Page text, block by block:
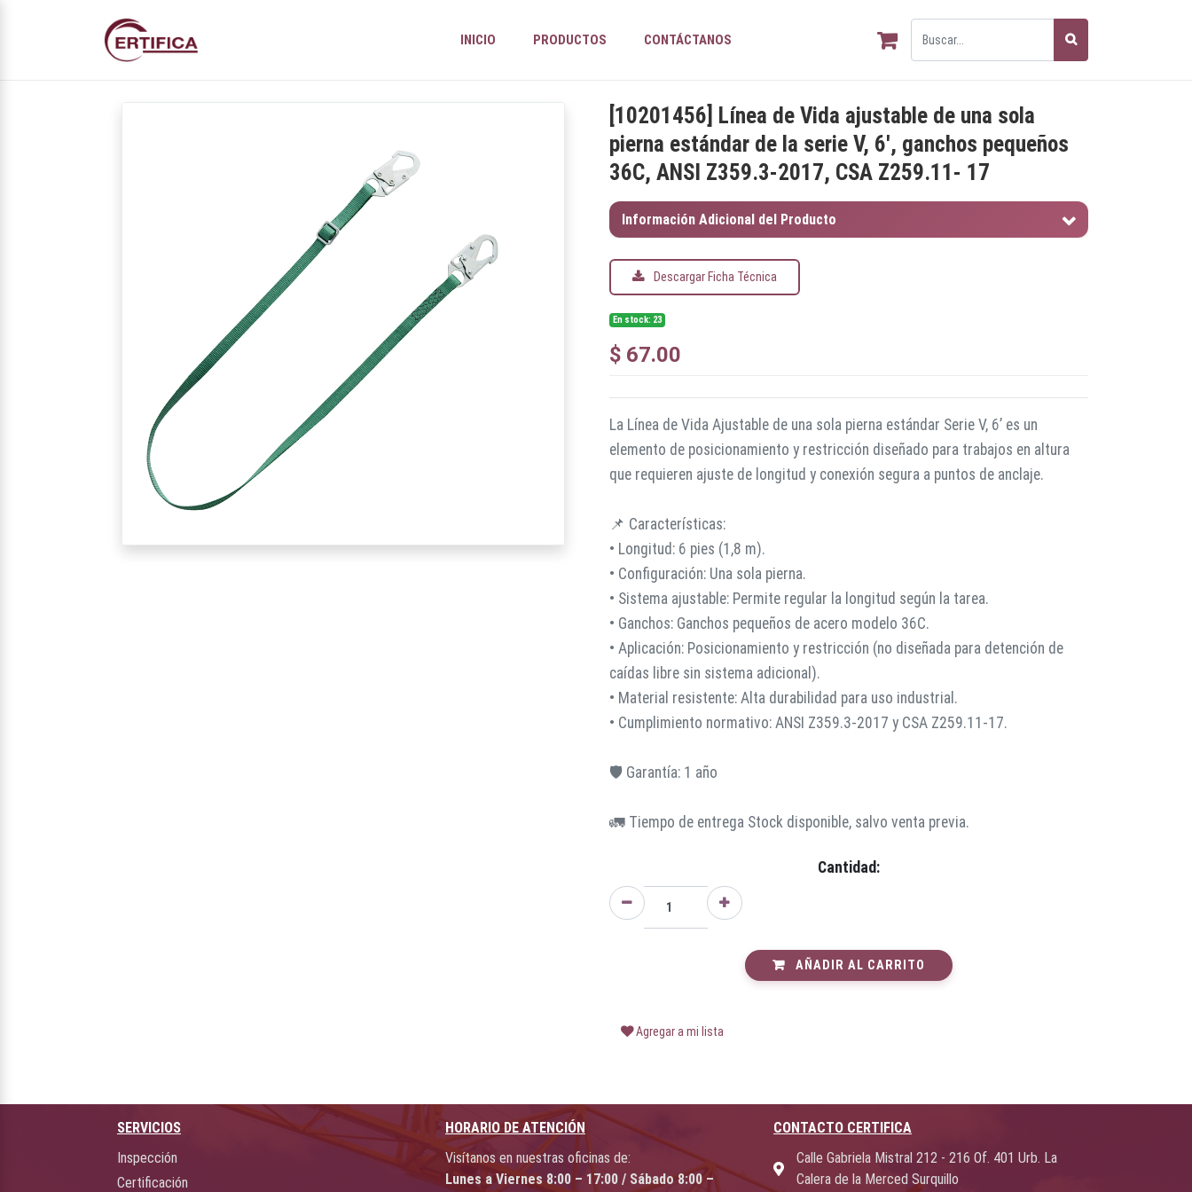
INICIO PRODUCTOS CONTÁCTANOS
10201456
Línea de Vida ajustable de una sola
pierna estándar de la serie V, 6', ganchos pequeños
36C, ANSI Z359.3-2017, CSA Z259.11- 17
Información Adicional del Producto
Descargar Ficha Técnica
En stock: 23
$ 67.00
La Línea de Vida Ajustable de una sola pierna estándar Serie V, 6’ es un
elemento de posicionamiento y restricción diseñado para trabajos en altura
que requieren ajuste de longitud y conexión segura a puntos de anclaje.
📌 Características:
• Longitud: 6 pies (1,8 m).
• Configuración: Una sola pierna.
• Sistema ajustable: Permite regular la longitud según la tarea.
• Ganchos: Ganchos pequeños de acero modelo 36C.
• Aplicación: Posicionamiento y restricción (no diseñada para detención de
caídas libre sin sistema adicional).
• Material resistente: Alta durabilidad para uso industrial.
• Cumplimiento normativo: ANSI Z359.3-2017 y CSA Z259.11-17.
🛡️ Garantía: 1 año
🚛 Tiempo de entrega Stock disponible, salvo venta previa.
Cantidad:
AÑADIR AL CARRITO
Agregar a mi lista
SERVICIOS
Inspección
Certificación
HORARIO DE ATENCIÓN
Visítanos en nuestras oficinas de:
Lunes a Viernes 8:00 – 17:00 / Sábado 8:00 –
CONTACTO CERTIFICA
Calle Gabriela Mistral 212 - 216 Of. 401 Urb. La
Calera de la Merced Surquillo